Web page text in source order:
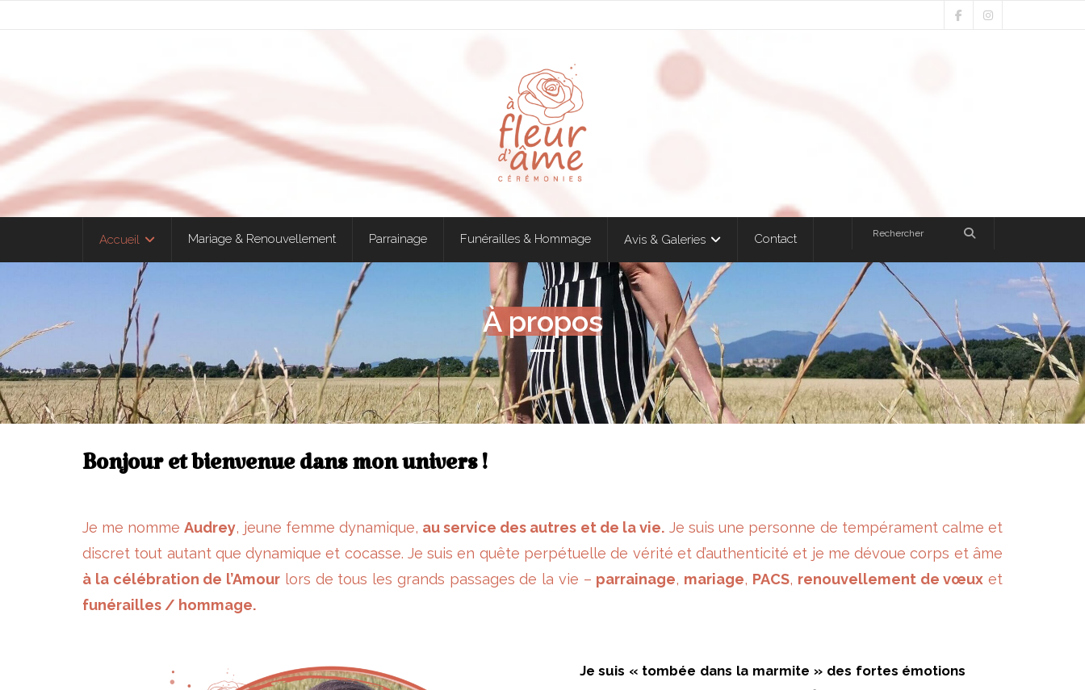
Accueil Mariage & Renouvellement Parrainage Funérailles & Hommage Avis & Galeries Contact
À propos
Bonjour et bienvenue dans mon univers !
Je me nommeAudrey, jeune femme dynamique, au service des autres et de la vie. Je suis une personne de tempérament calme et
discret tout autant que dynamique et cocasse. Je suis en quête perpétuelle de vérité et d’authenticité et je me dévoue corps et âme
à la célébration de l’Amour lors de tous les grands passages de la vie – parrainage, mariage, PACS, renouvellement de vœux et
funérailles / hommage.
Je suis « tombée dans la marmite » des fortes émotions